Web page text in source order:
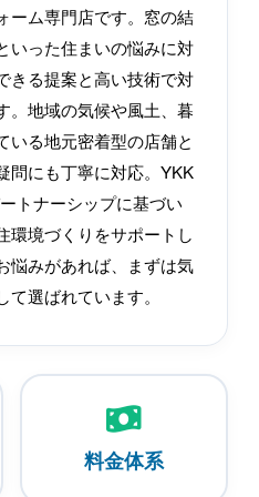
ーム専門店です。窓の結
いった住まいの悩みに対
きる提案と高い技術で対
。地域の気候や風土、暮
いる地元密着型の店舗と
問にも丁寧に対応。YKK
トナーシップに基づい
環境づくりをサポートし
悩みがあれば、まずは気
選ばれています。
料金体系